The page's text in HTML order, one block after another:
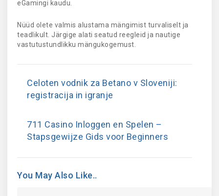
eGamingi kaudu.
Nüüd olete valmis alustama mängimist turvaliselt ja
teadlikult. Järgige alati seatud reegleid ja nautige
vastutustundlikku mängukogemust.
Celoten vodnik za Betano v Sloveniji:
registracija in igranje
711 Casino Inloggen en Spelen –
Stapsgewijze Gids voor Beginners
You May Also Like..